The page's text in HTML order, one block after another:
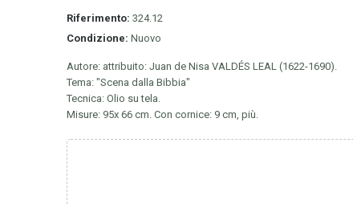
Riferimento: 324.12
Condizione: Nuovo
Autore: attribuito: Juan de Nisa VALDÉS LEAL (1622-1690).
Tema: "Scena dalla Bibbia"
Tecnica: Olio su tela.
Misure: 95x 66 cm. Con cornice: 9 cm, più.